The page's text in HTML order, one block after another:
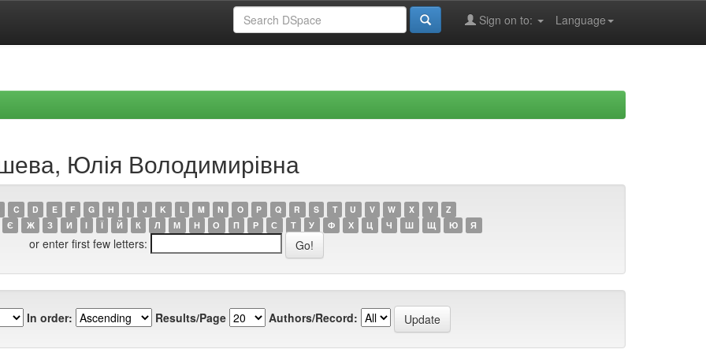
Language
Sign on to:
Юлія Володимирівна
C D E F G H I J K L M N O P Q R S T U V W X Y
Z
Є Ж З И І Ї Й К Л М Н О П Р С Т У Ф Х Ц Ч Ш Щ Ю Я
or enter first few letters:
In order: Results/Page Authors/Record: